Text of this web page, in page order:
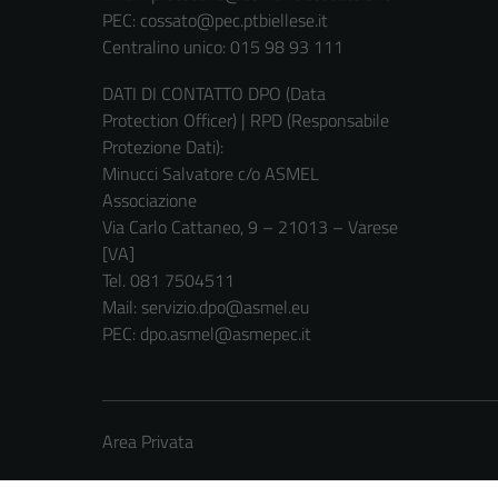
PEC: cossato@pec.ptbiellese.it
Centralino unico: 015 98 93 111
DATI DI CONTATTO DPO (Data
Protection Officer) | RPD (Responsabile
Protezione Dati):
Minucci Salvatore c/o ASMEL
Associazione
Via Carlo Cattaneo, 9 – 21013 – Varese
[VA]
Tel. 081 7504511
Mail: servizio.dpo@asmel.eu
PEC: dpo.asmel@asmepec.it
Area Privata